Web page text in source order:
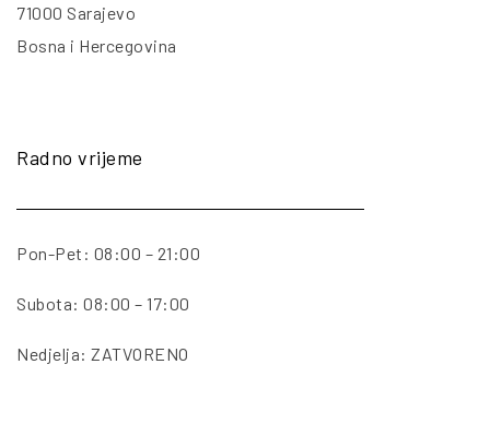
71000 Sarajevo
Bosna i Hercegovina
Radno vrijeme
Pon-Pet: 08:00 – 21:00
Subota: 08:00 – 17:00
Nedjelja: ZATVORENO